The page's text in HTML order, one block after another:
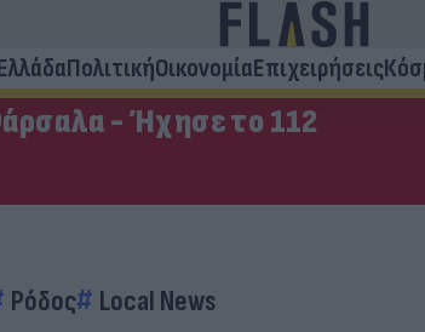
ΠολιτικήΟικονομίαΕπιχειρήσεις
- Ήχησε το 112
Ρόδος Local News